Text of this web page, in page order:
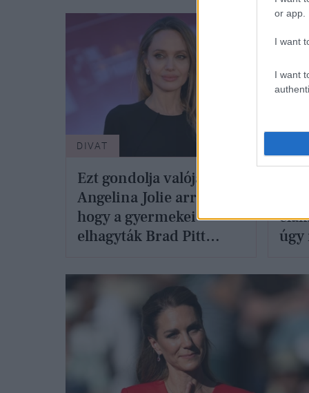
or app.
I want
I want
DIVAT
Ezt gondolja valójában
Angelina Jolie arról,
hogy a gyermekei
elhagyták Brad Pitt
úgy